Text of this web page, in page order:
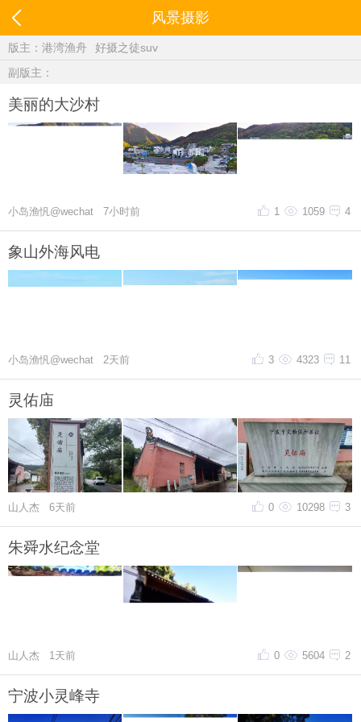
风景摄影
版主： 港湾渔舟
好摄之徒suv
副版主：